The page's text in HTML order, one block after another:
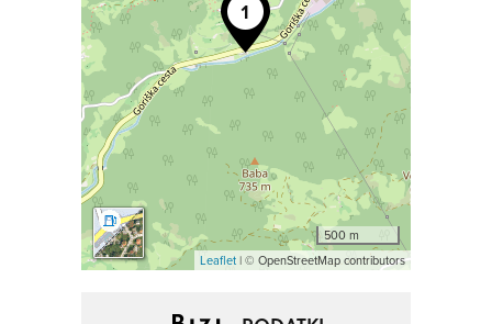
500 m
Leaflet| © OpenStreetMap contributors